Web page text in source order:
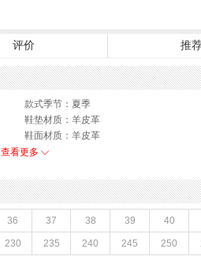
评价 推
款式季节：夏季
鞋垫材质：羊皮革
鞋面材质：羊皮革
参考鞋长(女)：23CM
鞋面内里材质：羊皮革
皮质特征：羊皮革
鞋底材质：橡胶底
里料材质：羊皮革
流行元素：生活休闲
查看更多
36 37 38 39 40
230 235 240 245 250